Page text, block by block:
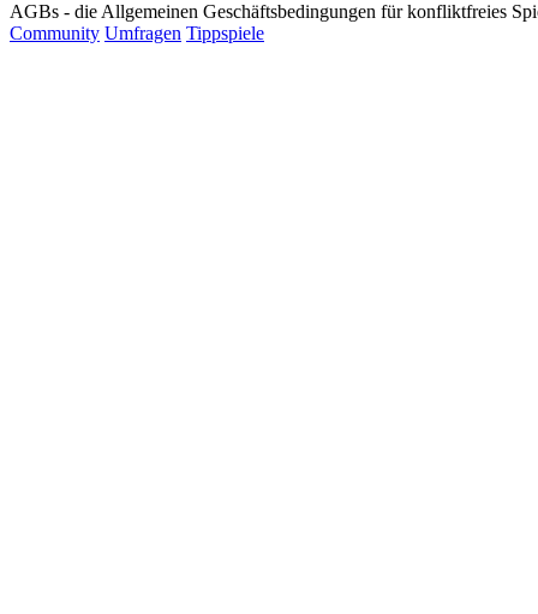
AGBs - die Allgemeinen Geschäftsbedingungen für konfliktfreies
Community Umfragen Tippspiele